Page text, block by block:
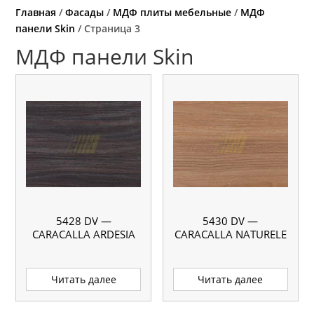
Главная /Фасады / МДФ плиты мебельные / МДФ
панели Skin / Страница 3
МДФ панели Skin
5428 DV —
CARACALLA ARDESIA
Читать далее
5430 DV —
CARACALLA NATURELE
Читать далее